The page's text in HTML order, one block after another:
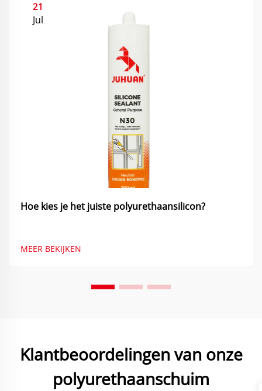
21
Jul
Hoe kies je het juiste polyurethaansilicon?
MEER BEKIJKEN
Klantbeoordelingen van onze
polyurethaanschuim